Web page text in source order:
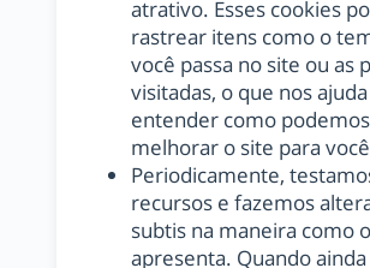
atrativo. Esses cookies
rastrear itens como o
você passa no site ou as
visitadas, o que nos ajuda
entender como podemos
melhorar o site para
Periodicamente,
recursos e fazemos
subtis na maneira como
apresenta. Quando